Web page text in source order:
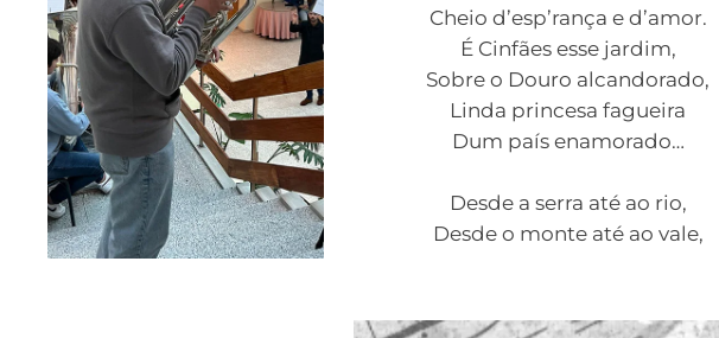
Cheio d’esp’rança e d’amor.
É Cinfães esse jardim,
Sobre o Douro alcandorado,
Linda princesa fagueira
Dum país enamorado…
Desde a serra até ao rio,
Desde o monte até ao vale,